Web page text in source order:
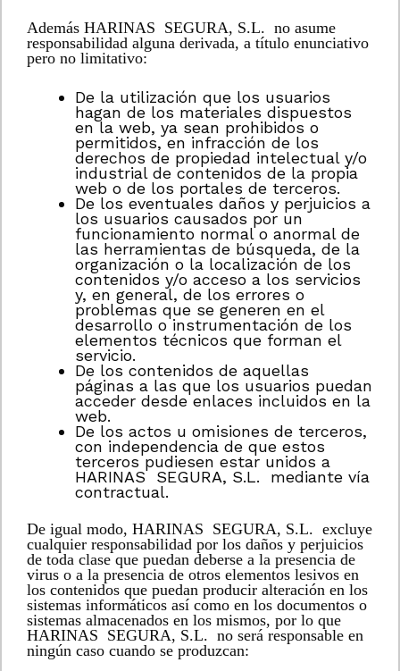
Además HARINAS SEGURA, S.L. no asume
responsabilidad alguna derivada, a título enunciativo
pero no limitativo:
De la utilización que los usuarios
hagan de los materiales dispuestos
en la web, ya sean prohibidos o
permitidos, en infracción de los
derechos de propiedad intelectual y/o
industrial de contenidos de la propia
web o de los portales de terceros.
De los eventuales daños y perjuicios a
los usuarios causados por un
funcionamiento normal o anormal de
las herramientas de búsqueda, de la
organización o la localización de los
contenidos y/o acceso a los servicios
y, en general, de los errores o
problemas que se generen en el
desarrollo o instrumentación de los
elementos técnicos que forman el
servicio.
De los contenidos de aquellas
páginas a las que los usuarios puedan
acceder desde enlaces incluidos en la
web.
De los actos u omisiones de terceros,
con independencia de que estos
terceros pudiesen estar unidos a
HARINAS SEGURA, S.L. mediante vía
contractual.
De igual modo, HARINAS SEGURA, S.L. excluye
cualquier responsabilidad por los daños y perjuicios
de toda clase que puedan deberse a la presencia de
virus o a la presencia de otros elementos lesivos en
los contenidos que puedan producir alteración en los
sistemas informáticos así como en los documentos o
sistemas almacenados en los mismos, por lo que
HARINAS SEGURA, S.L. no será responsable en
ningún caso cuando se produzcan: